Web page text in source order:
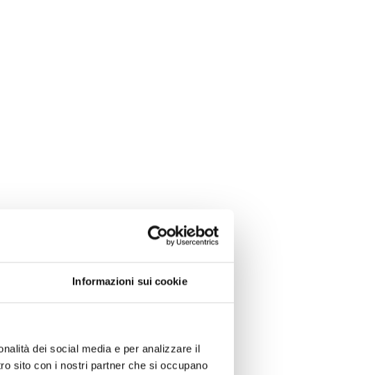
Informazioni sui cookie
dei social media e per analizzare il
sito con i nostri partner che si occupano